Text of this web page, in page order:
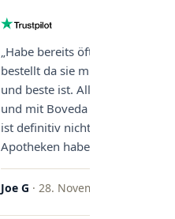
„Habe bereits öfter über diese
bestellt da sie mit Abstand die
und beste ist. Alles ist perfekt
und mit Boveda Pads in jedem
ist definitiv nicht die Norm, bei
Apotheken haben das nur zwei
gemacht. Bleibt so!"
Joe G · 28. November 2025